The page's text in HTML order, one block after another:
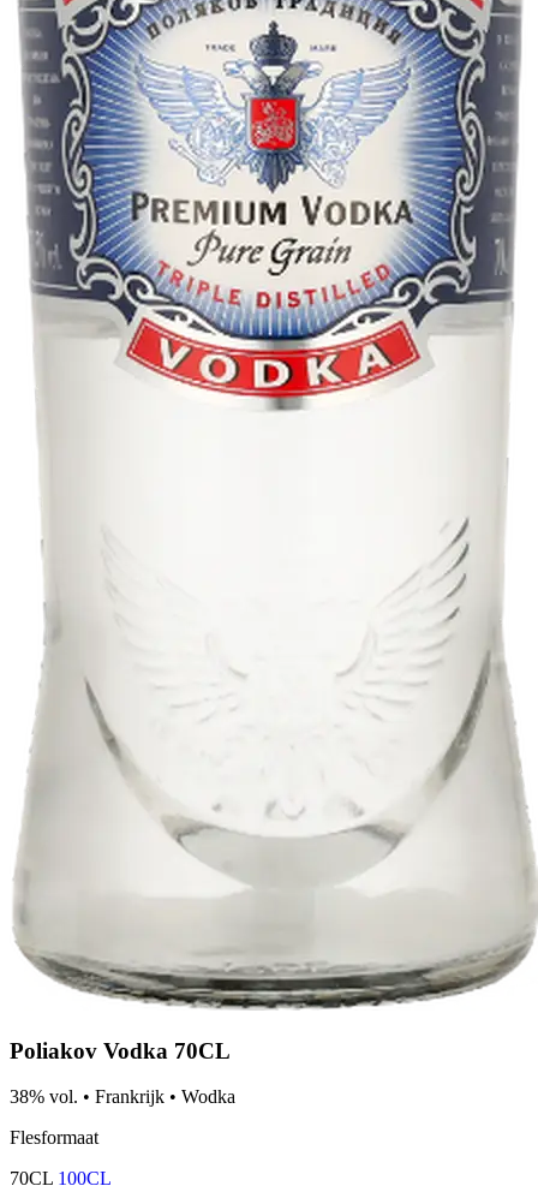
Poliakov Vodka 70CL
38% vol. • Frankrijk • Wodka
Flesformaat
70CL 100CL